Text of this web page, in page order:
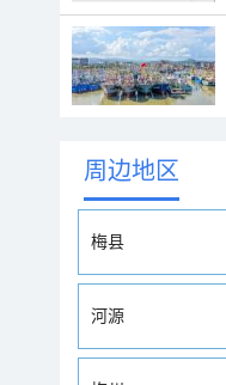
周边地区
梅县
河源